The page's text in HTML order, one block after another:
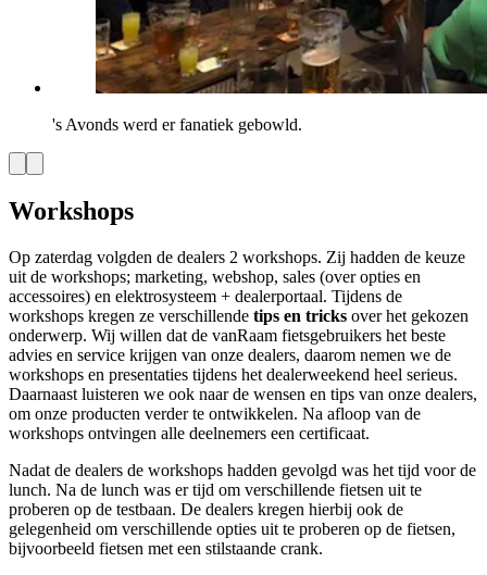
's Avonds werd er fanatiek gebowld.
Workshops
Op zaterdag volgden de dealers 2 workshops. Zij hadden de keuze
uit de workshops; marketing, webshop, sales (over opties en
accessoires) en elektrosysteem + dealerportaal. Tijdens de
workshops kregen ze verschillende tips en tricks over het gekozen
onderwerp. Wij willen dat de vanRaam fietsgebruikers het beste
advies en service krijgen van onze dealers, daarom nemen we de
workshops en presentaties tijdens het dealerweekend heel serieus.
Daarnaast luisteren we ook naar de wensen en tips van onze dealers,
om onze producten verder te ontwikkelen. Na afloop van de
workshops ontvingen alle deelnemers een certificaat.
Nadat de dealers de workshops hadden gevolgd was het tijd voor de
lunch. Na de lunch was er tijd om verschillende fietsen uit te
proberen op de testbaan. De dealers kregen hierbij ook de
gelegenheid om verschillende opties uit te proberen op de fietsen,
bijvoorbeeld fietsen met een stilstaande crank.